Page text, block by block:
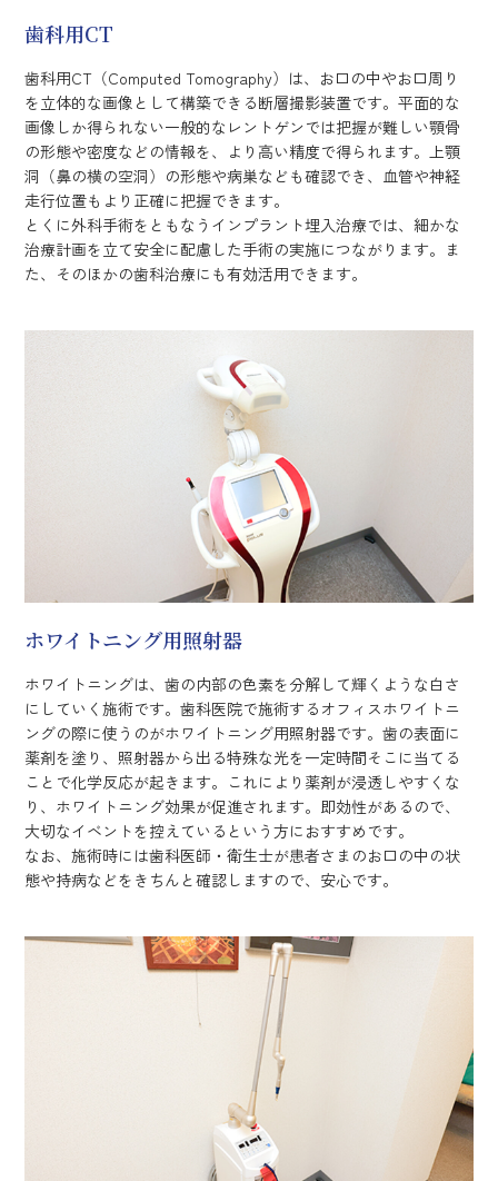
歯科用CT
歯科用CT（Computed Tomography）は、お口の中やお口周り
を立体的な画像として構築できる断層撮影装置です。平面的な
画像しか得られない一般的なレントゲンでは把握が難しい顎骨
の形態や密度などの情報を、より高い精度で得られます。上顎
洞（鼻の横の空洞）の形態や病巣なども確認でき、血管や神経
走行位置もより正確に把握できます。
とくに外科手術をともなうインプラント埋入治療では、細かな
治療計画を立て安全に配慮した手術の実施につながります。ま
た、そのほかの歯科治療にも有効活用できます。
ホワイトニング用照射器
ホワイトニングは、歯の内部の色素を分解して輝くような白さ
にしていく施術です。歯科医院で施術するオフィスホワイトニ
ングの際に使うのがホワイトニング用照射器です。歯の表面に
薬剤を塗り、照射器から出る特殊な光を一定時間そこに当てる
ことで化学反応が起きます。これにより薬剤が浸透しやすくな
り、ホワイトニング効果が促進されます。即効性があるので、
大切なイベントを控えているという方におすすめです。
なお、施術時には歯科医師・衛生士が患者さまのお口の中の状
態や持病などをきちんと確認しますので、安心です。